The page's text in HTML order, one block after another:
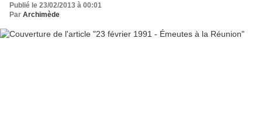
Publié le 23/02/2013 à 00:01
Par Archimède